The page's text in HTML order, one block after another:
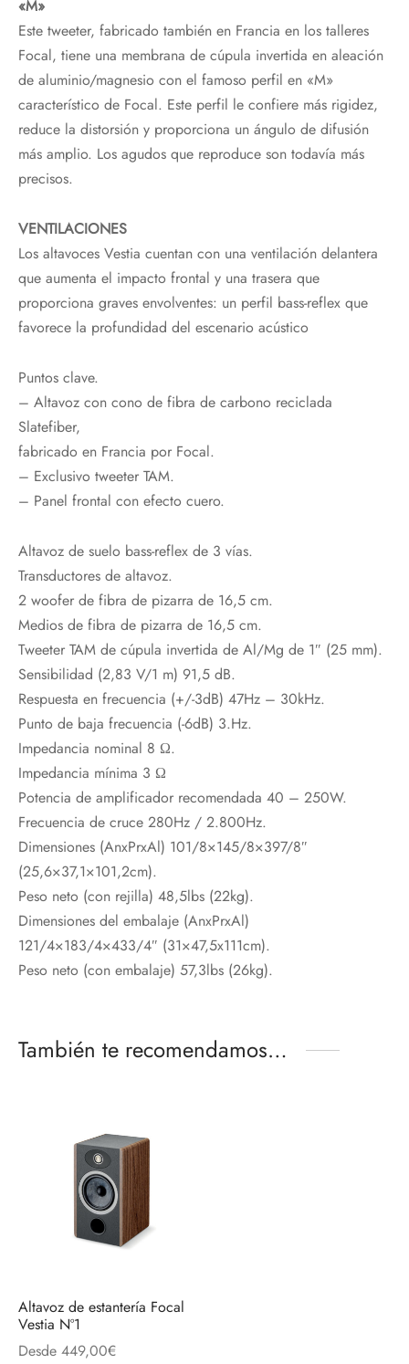
«M»
Este tweeter, fabricado también en Francia en los talleres
Focal, tiene una membrana de cúpula invertida en aleación
de aluminio/magnesio con el famoso perfil en «M»
característico de Focal. Este perfil le confiere más rigidez,
reduce la distorsión y proporciona un ángulo de difusión
más amplio. Los agudos que reproduce son todavía más
precisos.
VENTILACIONES
Los altavoces Vestia cuentan con una ventilación delantera
que aumenta el impacto frontal y una trasera que
proporciona graves envolventes: un perfil bass-reflex que
favorece la profundidad del escenario acústico
Puntos clave.
– Altavoz con cono de fibra de carbono reciclada
Slatefiber,
fabricado en Francia por Focal.
– Exclusivo tweeter TAM.
– Panel frontal con efecto cuero.
Altavoz de suelo bass-reflex de 3 vías.
Transductores de altavoz.
2 woofer de fibra de pizarra de 16,5 cm.
Medios de fibra de pizarra de 16,5 cm.
Tweeter TAM de cúpula invertida de Al/Mg de 1″ (25 mm).
Sensibilidad (2,83 V/1 m) 91,5 dB.
Respuesta en frecuencia (+/-3dB) 47Hz – 30kHz.
Punto de baja frecuencia (-6dB) 3.Hz.
Impedancia nominal 8 Ω.
Impedancia mínima 3 Ω
Potencia de amplificador recomendada 40 – 250W.
Frecuencia de cruce 280Hz / 2.800Hz.
Dimensiones (AnxPrxAl) 101/8×145/8×397/8″
(25,6×37,1×101,2cm).
Peso neto (con rejilla) 48,5lbs (22kg).
Dimensiones del embalaje (AnxPrxAl)
121/4×183/4×433/4″ (31×47,5x111cm).
Peso neto (con embalaje) 57,3lbs (26kg).
También te recomendamos…
Altavoz de estantería Focal
Vestia Nº1
Desde 449,00€